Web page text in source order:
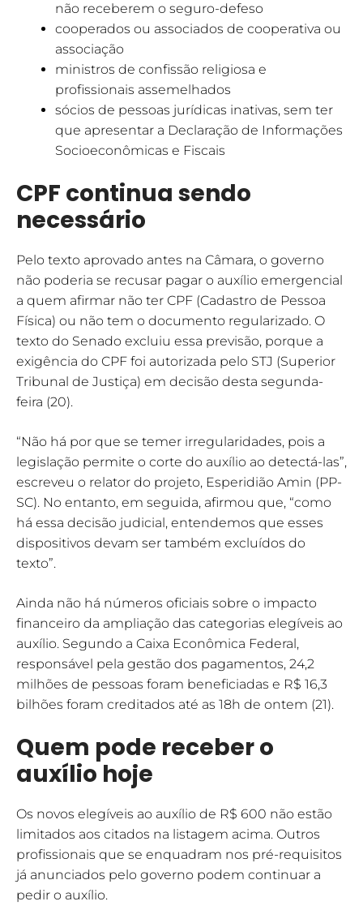
não receberem o seguro-defeso
cooperados ou associados de cooperativa ou
associação
ministros de confissão religiosa e
profissionais assemelhados
sócios de pessoas jurídicas inativas, sem ter
que apresentar a Declaração de Informações
Socioeconômicas e Fiscais
CPF continua sendo
necessário
Pelo texto aprovado antes na Câmara, o governo
não poderia se recusar pagar o auxílio emergencial
a quem afirmar não ter CPF (Cadastro de Pessoa
Física) ou não tem o documento regularizado. O
texto do Senado excluiu essa previsão, porque a
exigência do CPF foi autorizada pelo STJ (Superior
Tribunal de Justiça) em decisão desta segunda-
feira (20).
“Não há por que se temer irregularidades, pois a
legislação permite o corte do auxílio ao detectá-las”,
escreveu o relator do projeto, Esperidião Amin (PP-
SC). No entanto, em seguida, afirmou que, “como
há essa decisão judicial, entendemos que esses
dispositivos devam ser também excluídos do
texto”.
Ainda não há números oficiais sobre o impacto
financeiro da ampliação das categorias elegíveis ao
auxílio. Segundo a Caixa Econômica Federal,
responsável pela gestão dos pagamentos, 24,2
milhões de pessoas foram beneficiadas e R$ 16,3
bilhões foram creditados até as 18h de ontem (21).
Quem pode receber o
auxílio hoje
Os novos elegíveis ao auxílio de R$ 600 não estão
limitados aos citados na listagem acima. Outros
profissionais que se enquadram nos pré-requisitos
já anunciados pelo governo podem continuar a
pedir o auxílio.